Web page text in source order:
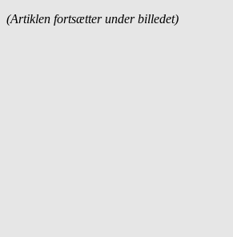
(Artiklen fortsætter under billedet)